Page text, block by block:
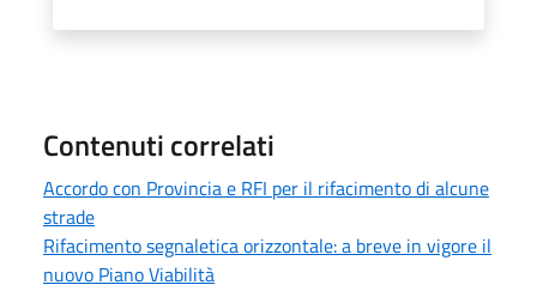
Contenuti correlati
Accordo con Provincia e RFI per il rifacimento di alcune
strade
Rifacimento segnaletica orizzontale: a breve in vigore il
nuovo Piano Viabilità